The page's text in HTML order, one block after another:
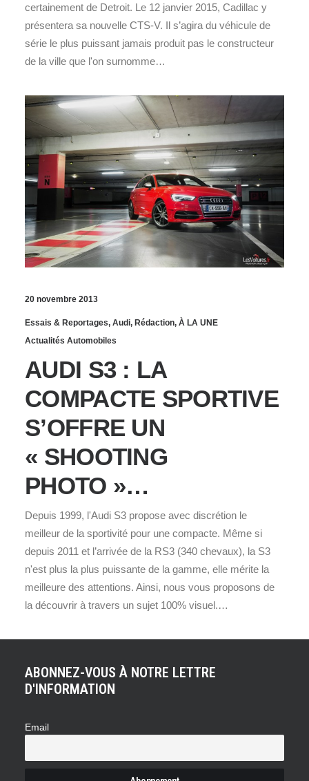
certainement de Detroit. Le 12 janvier 2015, Cadillac y
présentera sa nouvelle CTS-V. Il s’agira du véhicule de
série le plus puissant jamais produit pas le constructeur
de la ville que l'on surnomme…
20 novembre 2013
Essais & Reportages, Audi, Rédaction, À LA UNE
Actualités Automobiles
AUDI S3 : LA
COMPACTE SPORTIVE
S’OFFRE UN
« SHOOTING
PHOTO »…
Depuis 1999, l'Audi S3 propose avec discrétion le
meilleur de la sportivité pour une compacte. Même si
depuis 2011 et l’arrivée de la RS3 (340 chevaux), la S3
n'est plus la plus puissante de la gamme, elle mérite la
meilleure des attentions. Ainsi, nous vous proposons de
la découvrir à travers un sujet 100% visuel.…
ABONNEZ-VOUS À NOTRE LETTRE
D'INFORMATION
Email